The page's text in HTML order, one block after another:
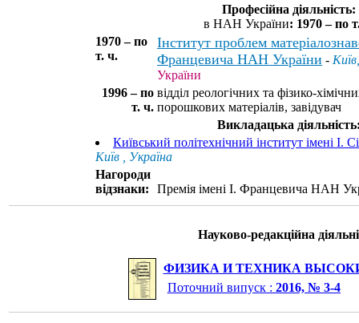
Професійна діяльність:
в НАН України: 1970 – по
1970 – по
т. ч.
Інститут проблем
Францевича НАН України -
України
1996 – по
т. ч.
відділ реологічних та фізико-
порошкових матеріалів, завідувач
Викладацька
Київський політехнічний інститут імені І.
Київ , Україна
Нагороди
відзнаки:
Премія імені І. Францевича НАН
Науково-редакційна
ФИЗИКА И ТЕХНИКА
Поточний випуск : 2016, № 3-4